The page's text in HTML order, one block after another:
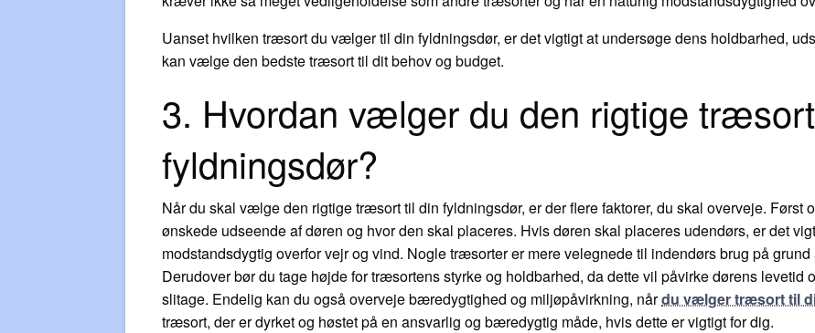
Uanset hvilken træsort du vælger til din fyldningsdør, er det vigtigt at undersøge dens holdbarhed,
kan vælge den bedste træsort til dit behov og budget.
3. Hvordan vælger du den rigtige
fyldningsdør?
Når du skal vælge den rigtige træsort til din fyldningsdør, er der flere faktorer, du skal overveje. Først
ønskede udseende af døren og hvor den skal placeres. Hvis døren skal placeres udendørs, er det
modstandsdygtig overfor vejr og vind. Nogle træsorter er mere velegnede til indendørs brug på
Derudover bør du tage højde for træsortens styrke og holdbarhed, da dette vil påvirke dørens levetid
slitage. Endelig kan du også overveje bæredygtighed og miljøpåvirkning, nårdu vælger træsort til
træsort, der er dyrket og høstet på en ansvarlig og bæredygtig måde, hvis dette er vigtigt for dig.